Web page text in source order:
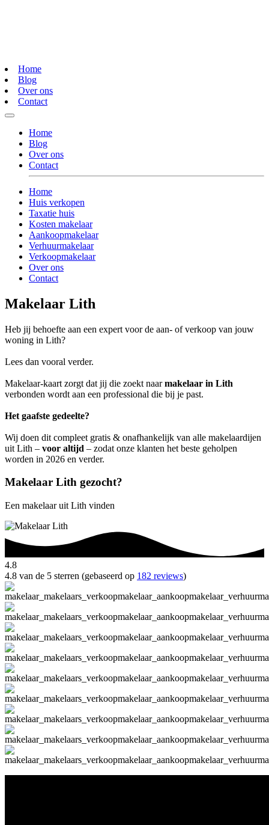
Home
Blog
Over ons
Contact
Home
Blog
Over ons
Contact
Home
Huis verkopen
Taxatie huis
Kosten makelaar
Aankoopmakelaar
Verhuurmakelaar
Verkoopmakelaar
Over ons
Contact
Makelaar Lith
Heb jij behoefte aan een expert voor de aan- of verkoop van jouw
woning in Lith?
Lees dan vooral verder.
Makelaar-kaart zorgt dat jij die zoekt naarmakelaar in Lith
verbonden wordt aan een professional die bij je past.
Het gaafste gedeelte?
Wij doen dit compleet gratis & onafhankelijk van alle makelaardijen
uit Lith – voor altijd – zodat onze klanten het beste geholpen
worden in 2026 en verder.
Makelaar Lith gezocht?
Een makelaar uit Lith vinden
4.8
4.8 van de 5 sterren (gebaseerd op 182 reviews)